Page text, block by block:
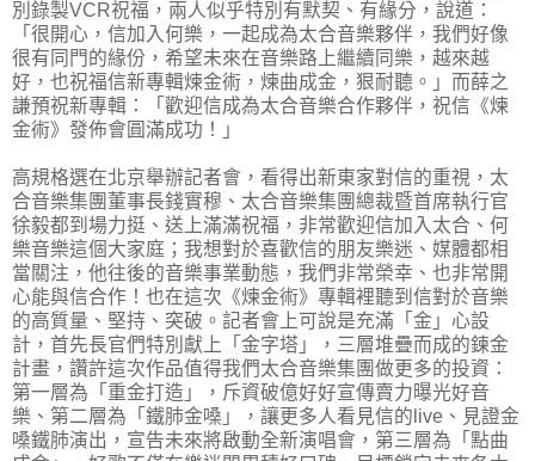
別錄製VCR祝福，兩人似乎特別有默契、有緣分，說道：
「很開心，信加入何樂，一起成為太合音樂夥伴，我們好像
很有同門的緣份，希望未來在音樂路上繼續同樂，越來越
好，也祝福信新專輯煉金術，煉曲成金，狠耐聽。」而薛之
謙預祝新專輯：「歡迎信成為太合音樂合作夥伴，祝信《煉
金術》發佈會圓滿成功！」
高規格選在北京舉辦記者會，看得出新東家對信的重視，太
合音樂集團董事長錢實穆、太合音樂集團總裁暨首席執行官
徐毅都到場力挺、送上滿滿祝福，非常歡迎信加入太合、何
樂音樂這個大家庭；我想對於喜歡信的朋友樂迷、媒體都相
當關注，他往後的音樂事業動態，我們非常榮幸、也非常開
心能與信合作！也在這次《煉金術》專輯裡聽到信對於音樂
的高質量、堅持、突破。記者會上可說是充滿「金」心設
計，首先長官們特別獻上「金字塔」，三層堆疊而成的鍊金
計畫，讚許這次作品值得我們太合音樂集團做更多的投資：
第一層為「重金打造」，斥資破億好好宣傳賣力曝光好音
樂、第二層為「鐵肺金嗓」，讓更多人看見信的live、見證金
嗓鐵肺演出，宣告未來將啟動全新演唱會，第三層為「點曲